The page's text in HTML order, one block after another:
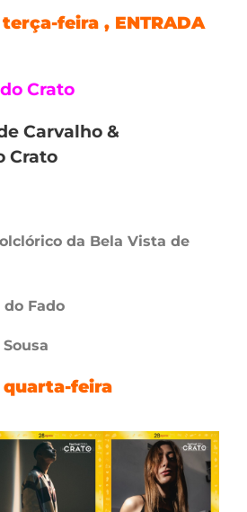
feira , ENTRADA
Crato
Carvalho &
Crato
da Bela Vista de
Fado
feira